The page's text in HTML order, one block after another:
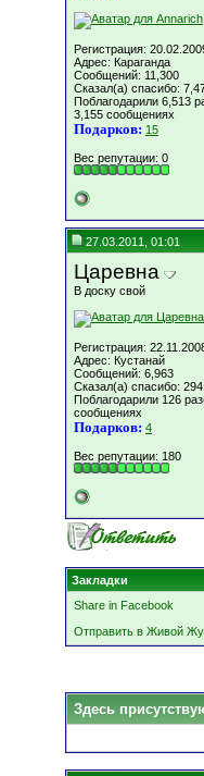
Регистрация:
Адрес: Караганда
Сообщений: 11,300
Сказал(а) спасибо:
Поблагодарили 6,513
3,155 сообщениях
Подарков: 15
Вес репутации: 0
27.03.2011, 01:01
Царевна
В доску свой
Регистрация:
Адрес: Кустанай
Сообщений: 6,963
Сказал(а) спасибо: 294
Поблагодарили 126
сообщениях
Подарков: 4
Вес репутации: 180
Закладки
Share in Facebook
Отправить в Живой
Здесь